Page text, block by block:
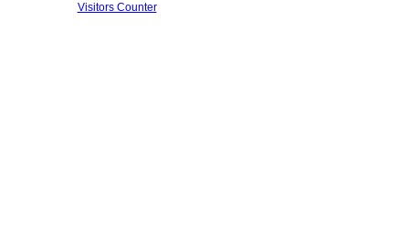
Visitors Counter